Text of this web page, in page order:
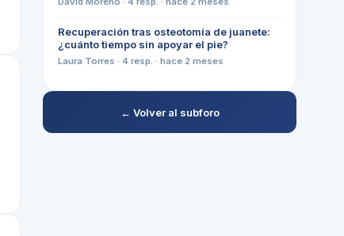
Recuperación tras osteotomía de juanete:
¿cuánto tiempo sin apoyar el pie?
Laura Torres · 4 resp. · hace 2 meses
← Volver al subforo